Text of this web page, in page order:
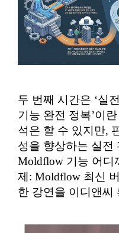
두 번째 시간은 ‘실
기능 완전 정복’이
석은 할 수 있지만,
성을 향상하는 실전
Moldflow 기능 어디
제: Moldflow 최신
한 강연을 이디앤씨